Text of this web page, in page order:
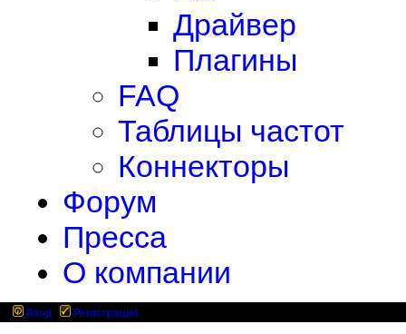
Драйвер
Плагины
FAQ
Таблицы частот
Коннекторы
Форум
Пресса
О компании
Вход Регистрация